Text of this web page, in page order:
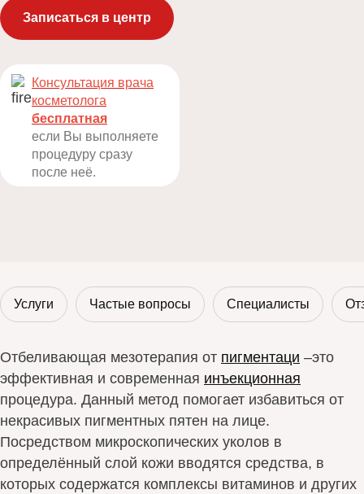
Записаться в центр
Консультация врача
косметолога
бесплатная
если Вы выполняете
процедуру сразу
после неё.
Услуги Частые вопросы Специалисты
Отбеливающая мезотерапия от пигментаци –это
эффективная и современная инъекционная
процедура. Данный метод помогает избавиться от
некрасивых пигментных пятен на лице.
Посредством микроскопических уколов в
определённый слой кожи вводятся средства, в
которых содержатся комплексы витаминов и других